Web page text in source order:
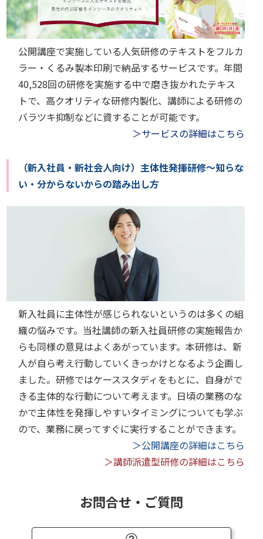
公開講座で実施している人気研修のテキストをフルカ
ラー・くるみ製本印刷で納品するサービスです。年間
40,528回の研修を実施する中で磨き抜かれたテキス
トで、高クオリティな研修内製化、講師による研修の
バラツキ抑制などに資することが可能です。
＞サービスの詳細はこちら
（新入社員・新社会人向け）主体性発揮研修～知らな
い・分からないからの踏み出し方
新入社員に主体性が感じられないというのは多くの組
織の悩みです。当社講師の新入社員研修の実施報告か
らも同様の意見はよくあがっています。本研修は、新
人が自ら考え行動していくきっかけとなるよう企画し
ました。研修ではケーススタディをもとに、自身がで
きる主体的な行動について考えます。日頃の業務のな
かで主体性を発揮しやすいタイミングについても学ぶ
ので、業務に戻ってすぐに実行することができます。
＞公開講座の詳細はこちら
＞講師派遣型研修の詳細はこちら
お問合せ・ご質問